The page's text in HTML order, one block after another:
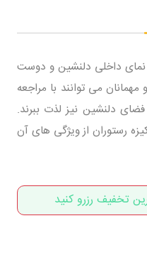
نمای داخلی دلنشین و دوست
می توانند با مراجعه
دلنشین نیز لذت ببرند.
رستوران از ویژگی های آن
تخفیف رزرو کنید